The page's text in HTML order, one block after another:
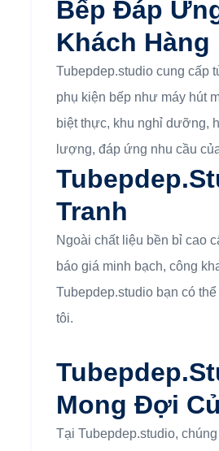
Bếp Đáp
Khách Hàng
Tubepdep.studio cung cấp
phụ kiện bếp như máy hút
biệt thực, khu nghỉ dưỡng,
lượng, đáp ứng nhu cầu
Tranh
Ngoài chất liệu bền bỉ cao
báo giá minh bạch, công
Tubepdep.studio bạn có
tôi.
Mong Đợi
Tại Tubepdep.studio,